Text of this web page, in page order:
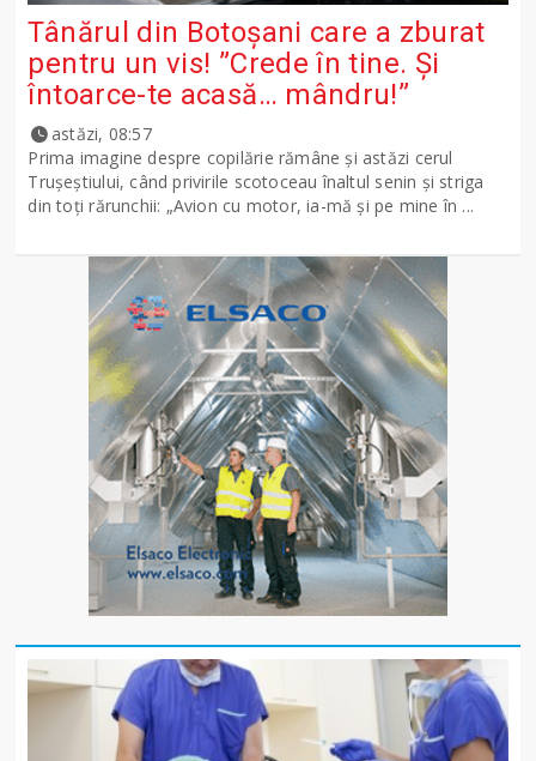
Tânărul din Botoșani care a zburat
pentru un vis! ”Crede în tine. Și
întoarce-te acasă… mândru!”
astăzi, 08:57
Prima imagine despre copilărie rămâne și astăzi cerul
Trușeștiului, când privirile scotoceau înaltul senin și striga
din toți rărunchii: „Avion cu motor, ia-mă și pe mine în ...